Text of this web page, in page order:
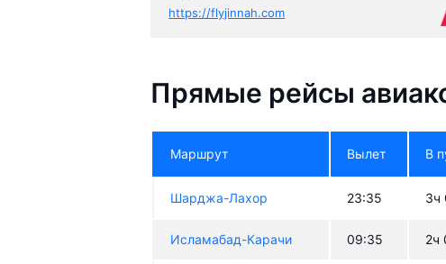
https://flyjinnah.com
Прямые рейсы
Маршрут Вылет В
Шарджа-Лахор 23:35 3ч
Исламабад-Карачи 09:35 2ч